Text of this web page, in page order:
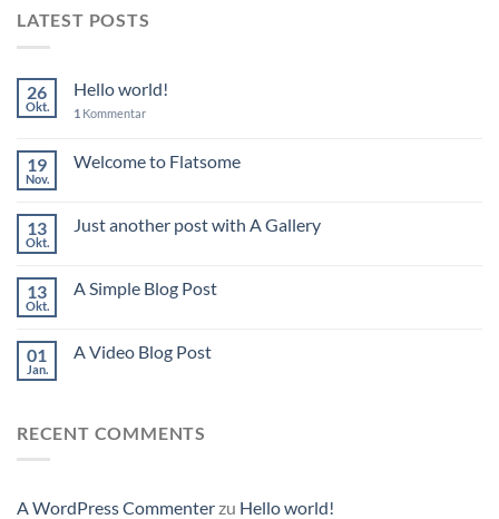
LATEST POSTS
26
Okt.
Hello world!
1 Kommentar
19
Nov.
Welcome to Flatsome
13
Okt.
Just another post with A Gallery
13
Okt.
A Simple Blog Post
01
Jan.
A Video Blog Post
RECENT COMMENTS
A WordPress Commenterzu Hello world!